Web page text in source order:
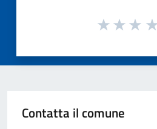
Contatta il comune